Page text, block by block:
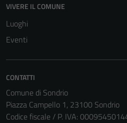
VIVERE IL COMUNE
Luoghi
Eventi
CONTATTI
Comune di Sondrio
Piazza Campello 1, 23100 Sondrio
Codice fiscale / P. IVA: